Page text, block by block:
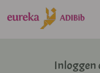
Inloggen